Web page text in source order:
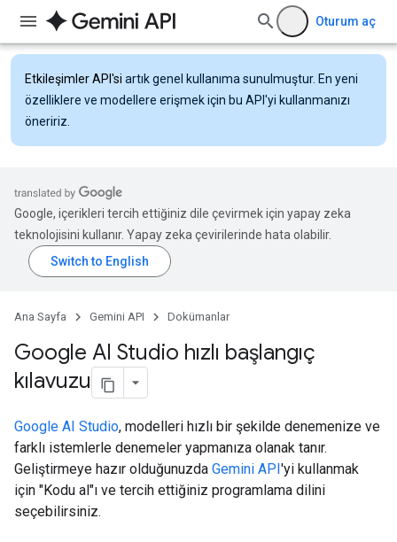
Oturum aç
Etkileşimler API'si artık genel kullanıma sunulmuştur. En yeni
özelliklere ve modellere erişmek için bu API'yi kullanmanızı
öneririz.
Google, içerikleri tercih ettiğiniz dile çevirmek için yapay zeka
teknolojisini kullanır. Yapay zeka çevirilerinde hata olabilir.
Ana Sayfa Gemini API Dokümanlar
Google AI Studio hızlı başlangıç
kılavuzu
Google AI Studio, modelleri hızlı bir şekilde denemenize ve
farklı istemlerle denemeler yapmanıza olanak tanır.
Geliştirmeye hazır olduğunuzda Gemini API'yi kullanmak
için "Kodu al"ı ve tercih ettiğiniz programlama dilini
seçebilirsiniz.